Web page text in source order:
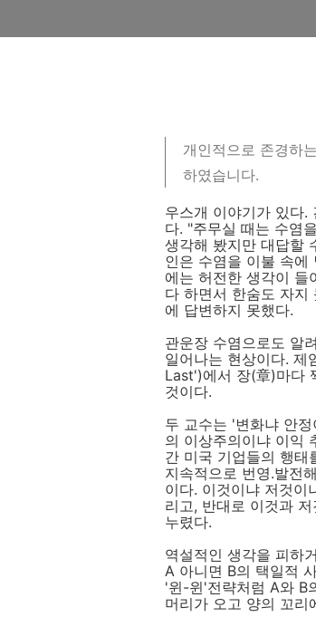
개인적으로 존경하
하였습니다.
우스개 이야기가 있다.
다. "주무실 때는 수염
생각해 봤지만 대답할
인은 수염을 이불 속에
에는 허전한 생각이 들
다 하면서 한숨도 자지
에 답변하지 못했다.
관운장 수염으로도 알
일어나는 현상이다.
Last')에서 장(章)마다
것이다.
두 교수는 '변화냐 안
의 이상주의이냐 이익
간 미국 기업들의 행태
지속적으로 번영.발전
이다. 이것이냐 저것이
리고, 반대로 이것과
누렸다.
역설적인 생각을 피하
A 아니면 B의 택일적
'윈-윈'전략처럼 A와 B
머리가 오고 양의 꼬리